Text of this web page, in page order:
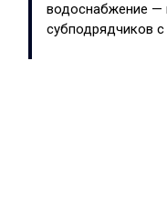
водоснабжение —
субподрядчиков